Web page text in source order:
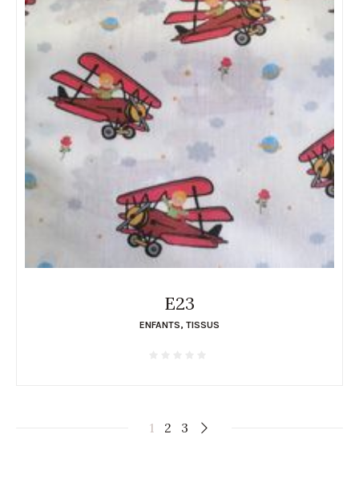
E23
ENFANTS, TISSUS
1 2 3